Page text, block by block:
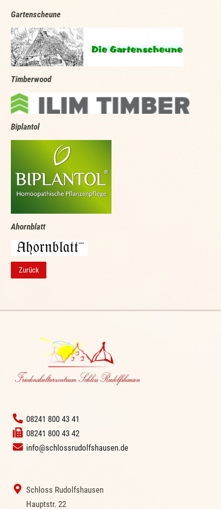
Gartenscheune
Timberwood
Biplantol
Ahornblatt
Zurück
08241 800 43 41
08241 800 43 42
info@schlossrudolfshausen.de
‭ Schloss Rudolfshausen
‭Hauptstr. 22